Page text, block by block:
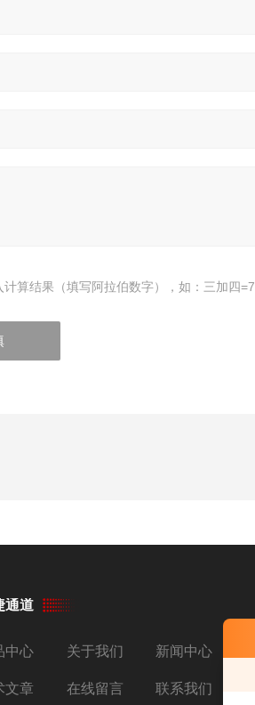
计算结果（填写阿拉伯数字），如：三加四=7
通道
中心 关于我们 新闻中心
文章 在线留言 联系我们